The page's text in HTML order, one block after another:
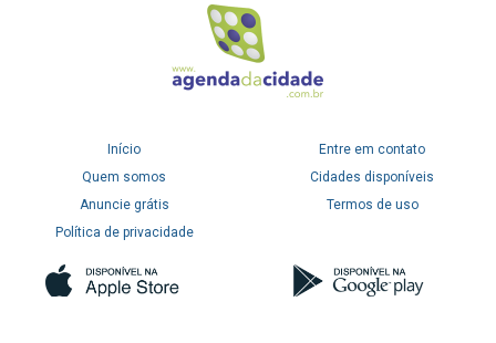
Início
Quem somos
Anuncie grátis
Política de privacidade
Entre em contato
Cidades disponíveis
Termos de uso